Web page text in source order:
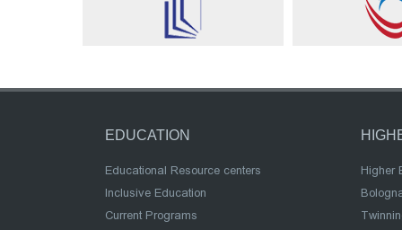
EDUCATION
Educational Resource centers
Inclusive Education
Current Programs
Higher